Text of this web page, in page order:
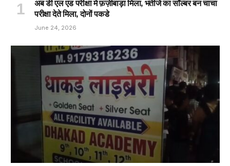
अब डी एल एड परीक्षा मे फ़र्ज़ीबाड़ा मिला, भतीजे का सॉल्बर बन चाचा
परीक्षा देते मिला, दोनों पकडे
June 24, 2026